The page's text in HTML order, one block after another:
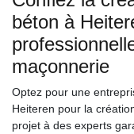
béton à
maçonnerie
Optez pour une
Heiteren pour la
projet à des experts